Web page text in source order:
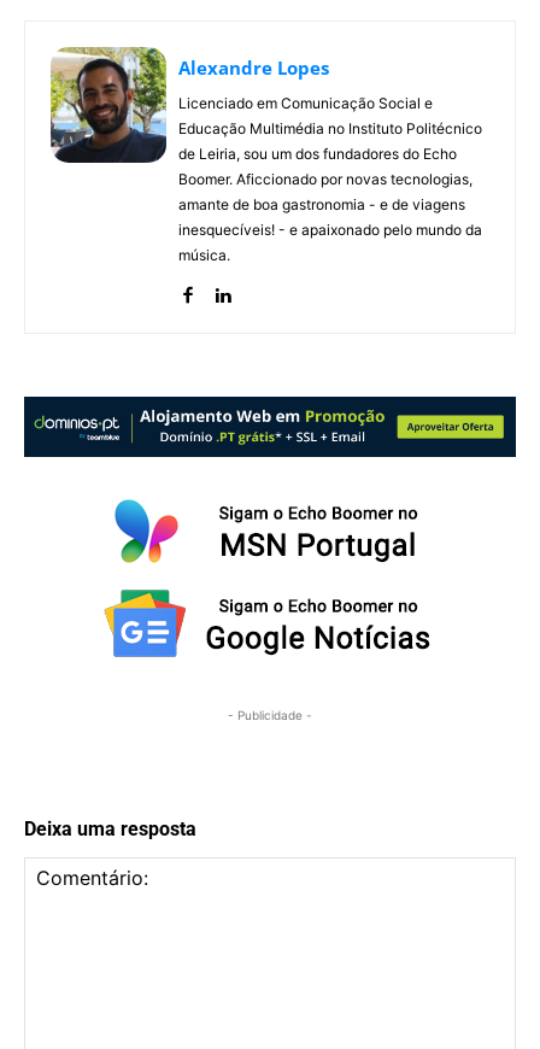
Alexandre Lopes
Licenciado em Comunicação Social e
Educação Multimédia no Instituto Politécnico
de Leiria, sou um dos fundadores do Echo
Boomer. Aficcionado por novas tecnologias,
amante de boa gastronomia - e de viagens
inesquecíveis! - e apaixonado pelo mundo da
música.
- Publicidade -
Deixa uma resposta